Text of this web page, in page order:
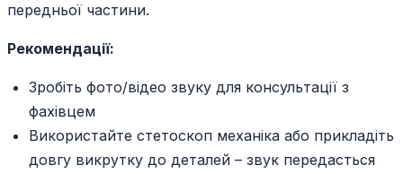
передньої частини.
Рекомендації:
Зробіть фото/відео звуку для консультації з
фахівцем
Використайте стетоскоп механіка або прикладіть
довгу викрутку до деталей – звук передасться